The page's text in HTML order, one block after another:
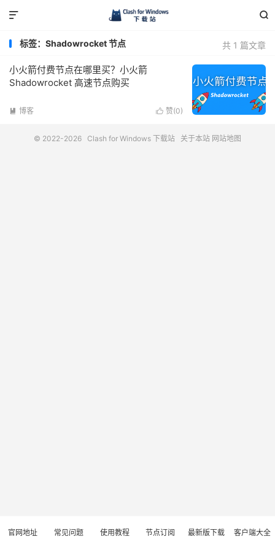


共 1 篇文章
标签：Shadowrocket 节点
小火箭付费节点在哪里买？小火箭
Shadowrocket 高速节点购买
 赞(0)
 博客
© 2022-2026 Clash for Windows 下载站 关于本站 网站地图
官网地址 常见问题 使用教程 节点订阅 最新版下载 客户端大全